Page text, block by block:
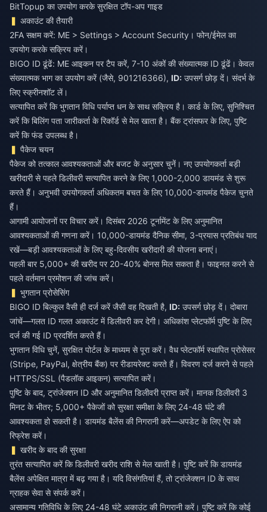
BitTopup का उपयोग करके सुरक्षित टॉप-अप गाइड
अकाउंट की तैयारी
2FA सक्षम करें: ME > Settings > Account Security। फोन/ईमेल का
उपयोग करके सक्रिय करें।
BIGO ID ढूंढें: ME आइकन पर टैप करें, 7-10 अंकों की संख्यात्मक ID ढूंढें। केवल
संख्यात्मक भाग का उपयोग करें (जैसे, 901216366), ID: उपसर्ग छोड़ दें। संदर्भ के
लिए स्क्रीनशॉट लें।
सत्यापित करें कि भुगतान विधि पर्याप्त धन के साथ सक्रिय है। कार्ड के लिए, सुनिश्चित
करें कि बिलिंग पता जारीकर्ता के रिकॉर्ड से मेल खाता है। बैंक ट्रांसफर के लिए, पुष्टि
करें कि फंड उपलब्ध है।
पैकेज चयन
पैकेज को तत्काल आवश्यकताओं और बजट के अनुसार चुनें। नए उपयोगकर्ता बड़ी
खरीदारी से पहले डिलीवरी सत्यापित करने के लिए 1,000-2,000 डायमंड से शुरू
करते हैं। अनुभवी उपयोगकर्ता अधिकतम बचत के लिए 10,000-डायमंड पैकेज चुनते
हैं।
आगामी आयोजनों पर विचार करें। दिसंबर 2026 टूर्नामेंट के लिए अनुमानित
आवश्यकताओं की गणना करें। 10,000-डायमंड दैनिक सीमा, 3-प्रयास प्रतिबंध याद
रखें—बड़ी आवश्यकताओं के लिए बहु-दिवसीय खरीदारी की योजना बनाएं।
पहली बार 5,000+ की खरीद पर 20-40% बोनस मिल सकता है। फाइनल करने से
पहले वर्तमान प्रमोशन की जांच करें।
भुगतान प्रोसेसिंग
BIGO ID बिल्कुल वैसी ही दर्ज करें जैसी वह दिखती है, ID: उपसर्ग छोड़ दें। दोबारा
जांचें—गलत ID गलत अकाउंट में डिलीवरी कर देगी। अधिकांश प्लेटफॉर्म पुष्टि के लिए
दर्ज की गई ID प्रदर्शित करते हैं।
भुगतान विधि चुनें, सुरक्षित पोर्टल के माध्यम से पूरा करें। वैध प्लेटफॉर्म स्थापित प्रोसेसर
(Stripe, PayPal, क्षेत्रीय बैंक) पर रीडायरेक्ट करते हैं। विवरण दर्ज करने से पहले
HTTPS/SSL (पैडलॉक आइकन) सत्यापित करें।
पुष्टि के बाद, ट्रांजेक्शन ID और अनुमानित डिलीवरी प्राप्त करें। मानक डिलीवरी 3
मिनट के भीतर; 5,000+ पैकेजों को सुरक्षा समीक्षा के लिए 24-48 घंटे की
आवश्यकता हो सकती है। डायमंड बैलेंस की निगरानी करें—अपडेट के लिए ऐप को
रिफ्रेश करें।
खरीद के बाद की सुरक्षा
तुरंत सत्यापित करें कि डिलीवरी खरीद राशि से मेल खाती है। पुष्टि करें कि डायमंड
बैलेंस अपेक्षित मात्रा में बढ़ गया है। यदि विसंगतियां हैं, तो ट्रांजेक्शन ID के साथ
ग्राहक सेवा से संपर्क करें।
असामान्य गतिविधि के लिए 24-48 घंटे अकाउंट की निगरानी करें। पुष्टि करें कि कोई